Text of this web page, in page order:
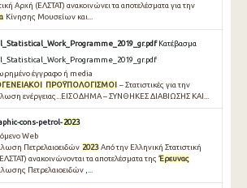
Αρχή (ΕΛΣΤΑΤ) ανακοινώνει τα αποτελέσματα για την
Κίνησης Μουσείων και...
Κατέβασμα
έγγραφο ή media
ΠΡΟΫΠΟΛΟΓΙΣΜΟΙ – Στατιστικές για την
ενέργειας...ΕΙΣΟΔΗΜΑ – ΣΥΝΘΗΚΕΣ ΔΙΑΒΙΩΣΗΣ ΚΑΙ...
cons-petrol- 2023
Web
Πετρελαιοειδών 2023Από την Ελληνική Στατιστική
ανακοινώνονται τα αποτελέσματα της Έρευνας
Πετρελαιοειδών ,...